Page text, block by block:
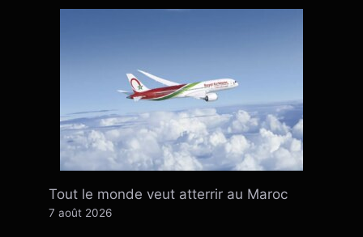
Tout le monde veut atterrir au Maroc
7 août 2026